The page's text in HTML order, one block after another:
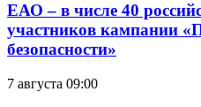
ЕАО – в числе 40
участников кампании
безопасности»
7 августа 09:00